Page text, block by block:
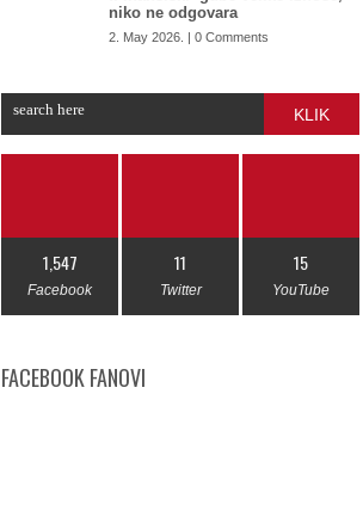
niko ne odgovara
2. May 2026. | 0 Comments
KLIK
1,547
Facebook
11
Twitter
15
YouTube
FACEBOOK FANOVI